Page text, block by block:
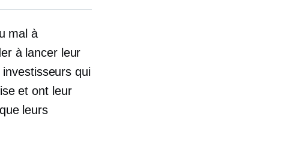
mal à
à lancer leur
qui
et ont leur
leurs